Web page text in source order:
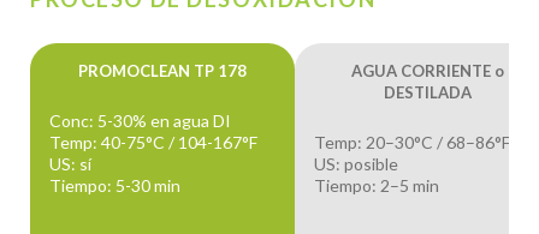
PROMOCLEAN TP 178
Conc: 5-30% en agua DI
Temp: 40-75°C / 104-167°F
US: sí
Tiempo: 5-30 min
AGUA CORRIENTE o
DESTILADA
Temp: 20–30°C / 68–86°F
US: posible
Tiempo: 2–5 min